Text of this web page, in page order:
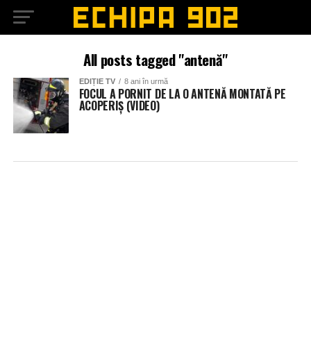
All posts tagged "antenă"
EDIȚIE TV 8 ani în urmă
FOCUL A PORNIT DE LA O ANTENĂ MONTATĂ PE
ACOPERIȘ (VIDEO)